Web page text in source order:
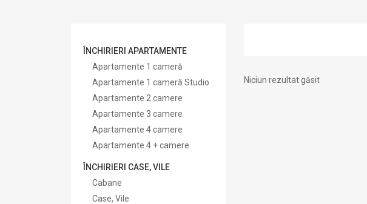
ÎNCHIRIERI APARTAMENTE
Apartamente 1 cameră
Apartamente 1 cameră Studio
Apartamente 2 camere
Apartamente 3 camere
Apartamente 4 camere
Apartamente 4 + camere
ÎNCHIRIERI CASE, VILE
Cabane
Case, Vile
Niciun rezultat găsit